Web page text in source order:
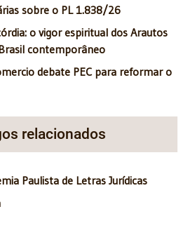
sobre o PL 1.838/26
o vigor espiritual dos Arautos
contemporâneo
debate PEC para reformar o
relacionados
Paulista de Letras Jurídicas